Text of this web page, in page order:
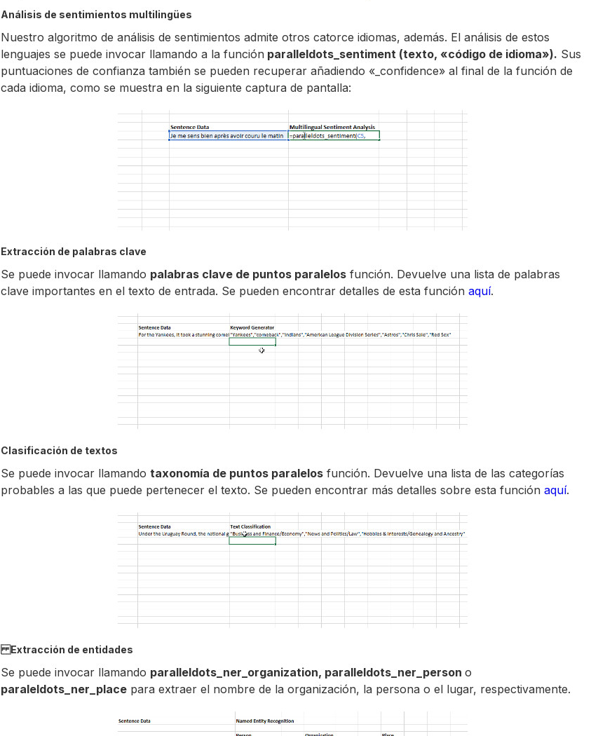
Análisis de sentimientos multilingües
Nuestro algoritmo de análisis de sentimientos admite otros catorce idiomas, además. El análisis de estos
lenguajes se puede invocar llamando a la función paralleldots_sentiment (texto, «código de idioma»). Sus
puntuaciones de confianza también se pueden recuperar añadiendo «_confidence» al final de la función de
cada idioma, como se muestra en la siguiente captura de pantalla:
Extracción de palabras clave
Se puede invocar llamando palabras clave de puntos paralelos función. Devuelve una lista de palabras
clave importantes en el texto de entrada. Se pueden encontrar detalles de esta función aquí.
Clasificación de textos
Se puede invocar llamando taxonomía de puntos paralelos función. Devuelve una lista de las categorías
probables a las que puede pertenecer el texto. Se pueden encontrar más detalles sobre esta función aquí.
Extracción de entidades
Se puede invocar llamando paralleldots_ner_organization, paralleldots_ner_person o
paraleldots_ner_place para extraer el nombre de la organización, la persona o el lugar, respectivamente.